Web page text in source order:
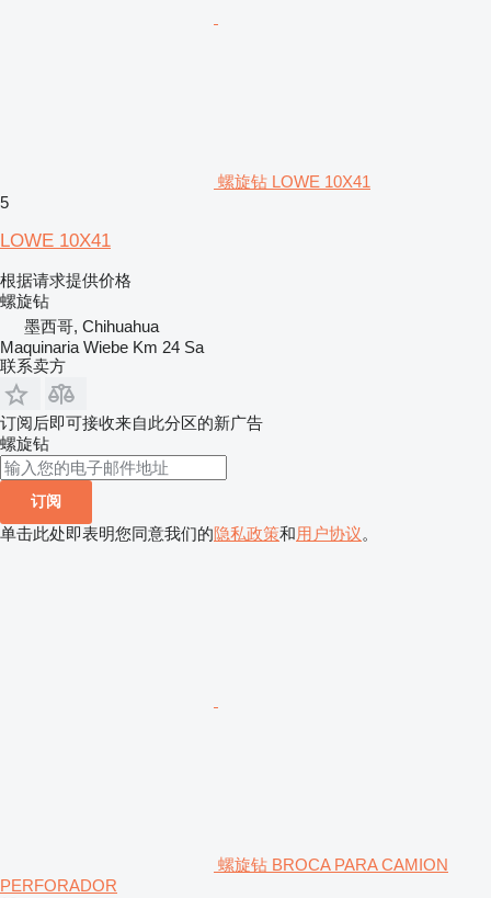
螺旋钻 LOWE 10X41
5
LOWE 10X41
根据请求提供价格
螺旋钻
墨西哥, Chihuahua
Maquinaria Wiebe Km 24 Sa
联系卖方
订阅后即可接收来自此分区的新广告
螺旋钻
订阅
单击此处即表明您同意我们的隐私政策和用户协议。
螺旋钻 BROCA PARA CAMION
PERFORADOR